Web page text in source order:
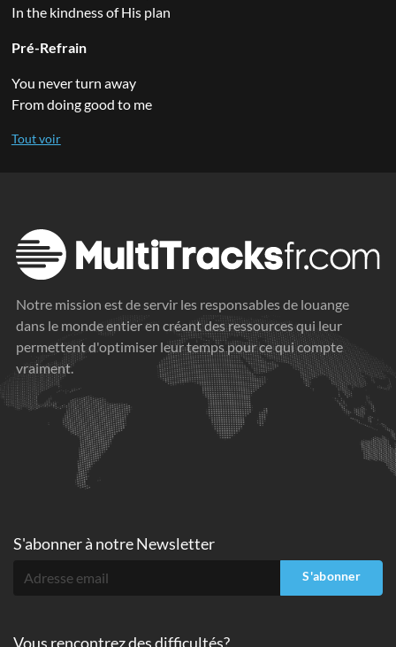
In the kindness of His plan
Pré-Refrain
You never turn away
From doing good to me
Notre mission est de servir les responsables de louange
dans le monde entier en créant des ressources qui leur
permettent d'optimiser leur temps pour ce qui compte
vraiment.
S'abonner à notre Newsletter
S'abonner
Vous rencontrez des difficultés?